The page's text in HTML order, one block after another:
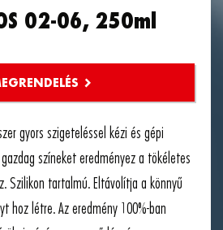
02-06, 250ml
gyors szigeteléssel kézi és gépi
színeket eredményez a tökéletes
Szilikon tartalmú. Eltávolítja a könnyű
hoz létre. Az eredmény 100%-ban